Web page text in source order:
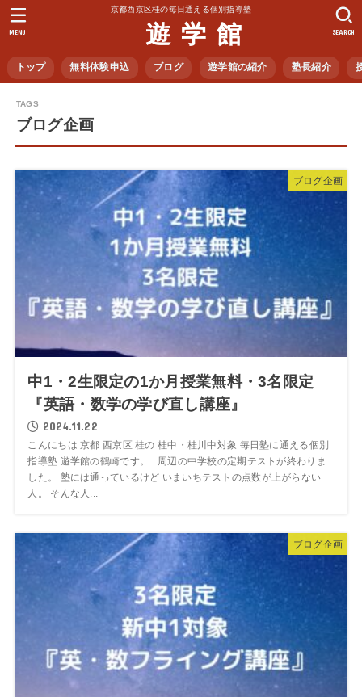
京都西京区桂の毎日通える個別指導塾
遊 学 館
トップ 無料体験申込 ブログ 遊学館の紹介 塾長紹介
SEARCH
MENU
ブログ企画
ブログ企画
中1・2生限定の1か月授業無料・3名限定
『英語・数学の学び直し講座』
2024.11.22
こんにちは 京都 西京区 桂の 桂中・桂川中対象 毎日塾に通える個別
指導塾 遊学館の鶴崎です。 周辺の中学校の定期テストが終わりま
した。 塾には通っているけど いまいちテストの点数が上がらない
人。 そんな人...
ブログ企画